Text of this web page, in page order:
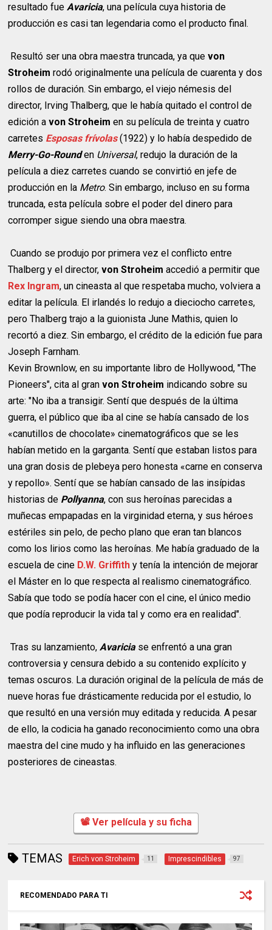
resultado fueAvaricia, una película cuya historia de
producción es casi tan legendaria como el producto final.
Resultó ser una obra maestra truncada, ya quevon
Stroheim rodó originalmente una película de cuarenta y dos
rollos de duración. Sin embargo, el viejo némesis del
director, Irving Thalberg, que le había quitado el control de
edición avon Stroheim en su película de treinta y cuatro
carretes Esposas frívolas(1922) y lo había despedido de
Merry-Go-Rounden Universal, redujo la duración de la
película a diez carretes cuando se convirtió en jefe de
producción en la Metro. Sin embargo, incluso en su forma
truncada, esta película sobre el poder del dinero para
corromper sigue siendo una obra maestra.
Cuando se produjo por primera vez el conflicto entre
Thalberg y el director,von Stroheim accedió a permitir que
Rex Ingram, un cineasta al que respetaba mucho, volviera a
editar la película. El irlandés lo redujo a dieciocho carretes,
pero Thalberg trajo a la guionista June Mathis, quien lo
recortó a diez. Sin embargo, el crédito de la edición fue para
Joseph Farnham.
Kevin Brownlow, en su importante libro de Hollywood, "The
Pioneers", cita al granvon Stroheim indicando sobre su
arte: "No iba a transigir. Sentí que después de la última
guerra, el público que iba al cine se había cansado de los
«canutillos de chocolate» cinematográficos que se les
habían metido en la garganta. Sentí que estaban listos para
una gran dosis de plebeya pero honesta «carne en conserva
y repollo». Sentí que se habían cansado de las insípidas
historias de Pollyanna, con sus heroínas parecidas a
muñecas empapadas en la virginidad eterna, y sus héroes
estériles sin pelo, de pecho plano que eran tan blancos
como los lirios como las heroínas. Me había graduado de la
escuela de cine D.W. Griffith y tenía la intención de mejorar
el Máster en lo que respecta al realismo cinematográfico.
Sabía que todo se podía hacer con el cine, el único medio
que podía reproducir la vida tal y como era en realidad".
Tras su lanzamiento,Avariciase enfrentó a una gran
controversia y censura debido a su contenido explícito y
temas oscuros. La duración original de la película de más de
nueve horas fue drásticamente reducida por el estudio, lo
que resultó en una versión muy editada y reducida. A pesar
de ello, la codicia ha ganado reconocimiento como una obra
maestra del cine mudo y ha influido en las generaciones
posteriores de cineastas.
📽 Ver película y su ficha
TEMAS Erich von Stroheim 11 Imprescindibles 97
RECOMENDADO PARA TI